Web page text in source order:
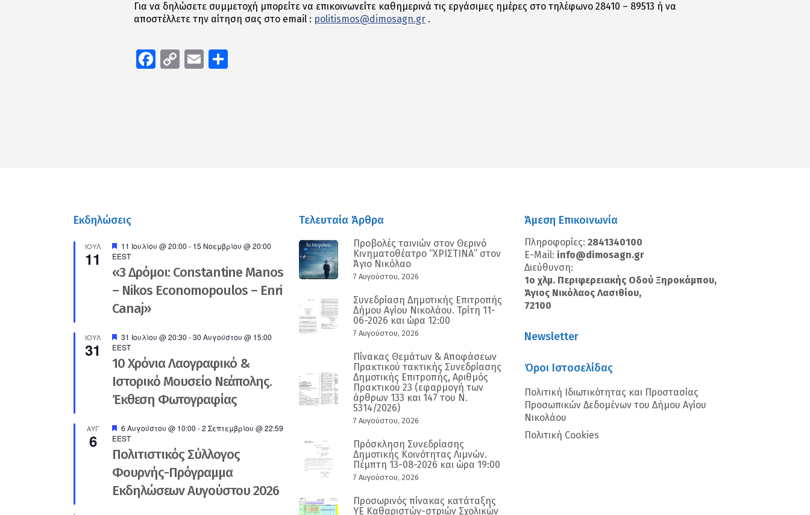
Για να δηλώσετε συμμετοχή μπορείτε να επικοινωνείτε καθημερινά τις εργάσιμες ημέρες στο τηλέφωνο 28410 – 89513 ή να
αποστέλλετε την αίτηση σας στο email : politismos@dimosagn.gr .
Facebook
CopyEmail
Εκδηλώσεις
ΙΟΎΛ
11
Προτεινόμενο
11 Ιουλίου @ 20:00 - 15 Νοεμβρίου @ 20:00
EEST
«3 Δρόμοι: Constantine Manos
– Nikos Economopoulos – Enri
Canaj»
ΙΟΎΛ
31
Προτεινόμενο
31 Ιουλίου @ 20:30 -30 Αυγούστου @ 15:00
EEST
10 Χρόνια Λαογραφικό &
Ιστορικό Μουσείο Νεάπολης.
Έκθεση Φωτογραφίας
ΑΥΓ
6
Προτεινόμενο
6 Αυγούστου @ 10:00 -2 Σεπτεμβρίου @ 22:59
EEST
Πολιτιστικός Σύλλογος
Φουρνής-Πρόγραμμα
Εκδηλώσεων Αυγούστου 2026
Τελευταία Άρθρα
Προβολές ταινιών στον Θερινό
Κινηματοθέατρο “ΧΡΙΣΤΙΝΑ” στον
Άγιο Νικόλαο
7 Αυγούστου, 2026
Συνεδρίαση Δημοτικής Επιτροπής
Δήμου Αγίου Νικολάου. Τρίτη 11-
06-2026 και ώρα 12:00
7 Αυγούστου, 2026
Πίνακας Θεμάτων & Αποφάσεων
Πρακτικού τακτικής Συνεδρίασης
Δημοτικής Επιτροπής, Αριθμός
Πρακτικού 23 (εφαρμογή των
άρθρων 133 και 147 του Ν.
5314/2026)
7 Αυγούστου, 2026
Πρόσκληση Συνεδρίασης
Δημοτικής Κοινότητας Λιμνών.
Πέμπτη 13-08-2026 και ώρα 19:00
7 Αυγούστου, 2026
Προσωρινός πίνακας κατάταξης
ΥΕ Καθαριστών-στριών Σχολικών
Άμεση Επικοινωνία
Πληροφορίες: 2841340100
E-Mail: info@dimosagn.gr
Διεύθυνση:
1ο χλμ. Περιφερειακής Οδού Ξηροκάμπου,
Άγιος Νικόλαος Λασιθίου,
72100
Newsletter
Όροι Ιστοσελίδας
Πολιτική Ιδιωτικότητας και Προστασίας
Προσωπικών Δεδομένων του Δήμου Αγίου
Νικολάου
Πολιτική Cookies